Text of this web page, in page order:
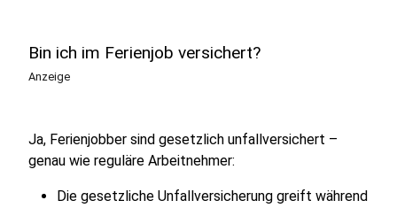
Bin ich im Ferienjob versichert?
Anzeige
Ja, Ferienjobber sind gesetzlich unfallversichert –
genau wie reguläre Arbeitnehmer:
Die gesetzliche Unfallversicherung greift während